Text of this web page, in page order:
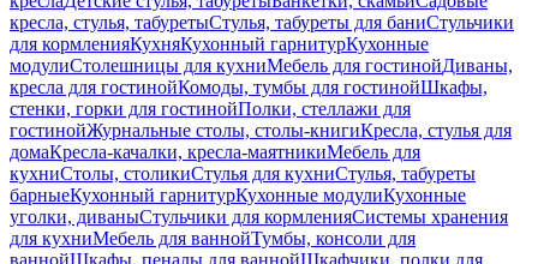
кресла, стулья, табуретыСтулья, табуреты для баниСтульчики
для кормленияКухняКухонный гарнитурКухонные
модулиСтолешницы для кухниМебель для гостинойДиваны,
кресла для гостинойКомоды, тумбы для гостинойШкафы,
стенки, горки для гостинойПолки, стеллажи для
гостинойЖурнальные столы, столы-книгиКресла, стулья для
домаКресла-качалки, кресла-маятникиМебель для
кухниСтолы, столикиСтулья для кухниСтулья, табуреты
барныеКухонный гарнитурКухонные модулиКухонные
уголки, диваныСтульчики для кормленияСистемы хранения
для кухниМебель для ваннойТумбы, консоли для
ваннойШкафы, пеналы для ваннойШкафчики, полки для